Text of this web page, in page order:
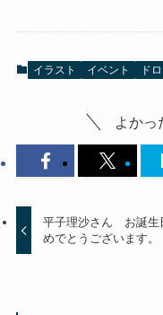
イラスト イベント ド
よかっ
平子理沙さん お誕生
めでとうございます。